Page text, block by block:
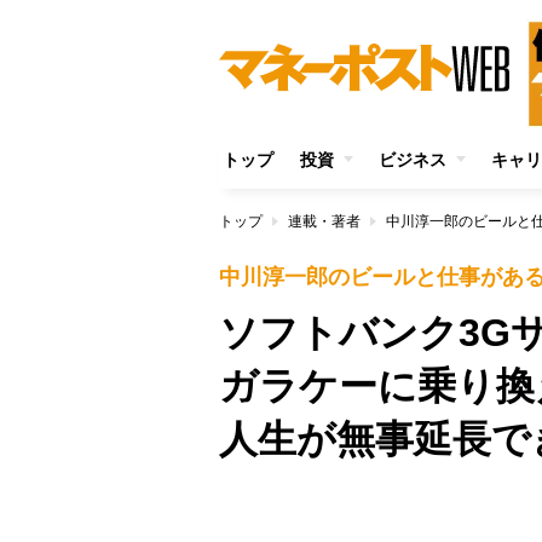
トップ 投資 ビジネス キャ
トップ 連載・著者 中川淳一郎のビールと
中川淳一郎のビールと仕事があ
ソフトバンク3G
ガラケーに乗り
人生が無事延長で